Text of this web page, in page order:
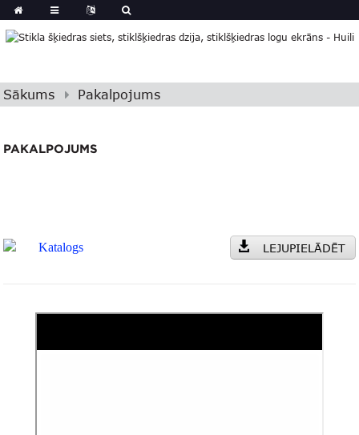
Sākums Pakalpojums
PAKALPOJUMS
Katalogs LEJUPIELĀDĒT